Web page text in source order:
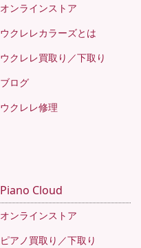
オンラインストア
ウクレレカラーズとは
ウクレレ買取り／下取り
ブログ
ウクレレ修理
Piano Cloud
オンラインストア
ピアノ買取り／下取り